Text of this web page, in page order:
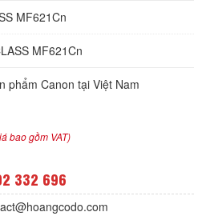
MF621Cn
MF621Cn
phẩm Canon tại Việt Nam
bao gồm VAT)
332 696